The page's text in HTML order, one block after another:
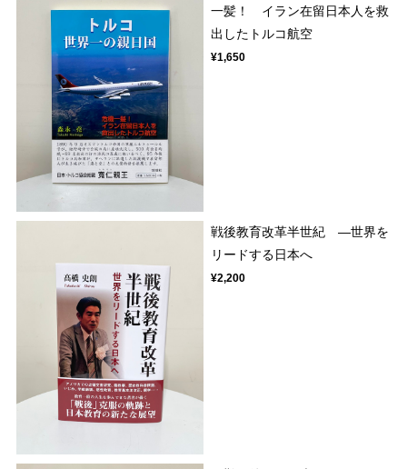
一髪！ イラン在留日本人を救
出したトルコ航空
¥1,650
戦後教育改革半世紀 ―世界を
リードする日本へ
¥2,200